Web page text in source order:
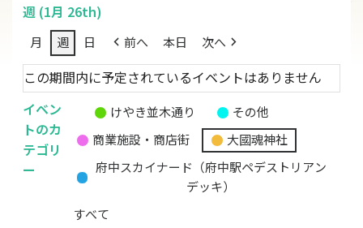
週 (1月 26th)
月 週 日 前へ 本日 次へ
この期間内に予定されているイベントはありません
イベン
トのカ
テゴリ
ー
題
カ
ゴ
けやき並木通り
その他
商業施設・商店街
大國魂神社
府中スカイナード（府中駅ペデストリアン
デッキ）
すべて